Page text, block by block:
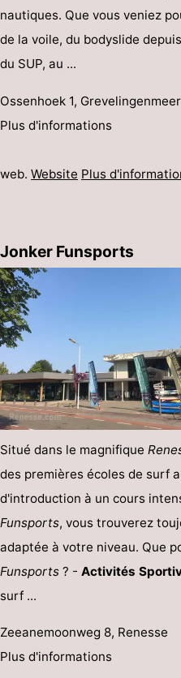
nautiques. Que vous veniez
de la voile, du bodyslide
du SUP, au ...
Ossenhoek 1, Grevelingenmeer
Plus d'informations
web. Website Plus
Jonker Funsports
Situé dans le magnifique
des premières écoles de surf
d'introduction à un cours
Funsports, vous trouverez
adaptée à votre niveau. Que
Funsports ? - Activités
surf ...
Zeeanemoonweg 8, Renesse
Plus d'informations